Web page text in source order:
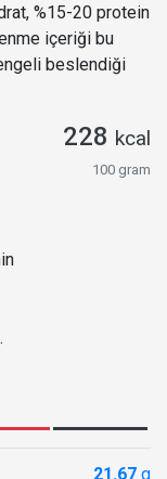
%15-20 protein
içeriği bu
beslendiği
228 kcal
100 gram
21.67 g